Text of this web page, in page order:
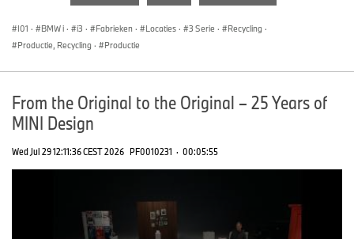
I01 · BMW i · i3 · Fabrieken · Locaties · 3 Serie · Recycling ·
Productie, Recycling · Productie
From the Original to the Original – 25 Years of
MINI Design
Wed Jul 29 12:11:36 CEST 2026 PF0010231 · 00:05:55